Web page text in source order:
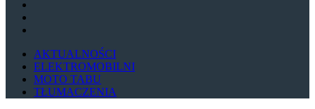
AKTUALNOŚCI
ELEKTROMOBILNI
MOTO TABU
TŁUMACZENIA